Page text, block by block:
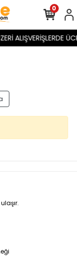
ALIŞVERİŞLERDE
0